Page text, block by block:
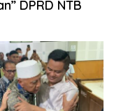
DPRD NTB